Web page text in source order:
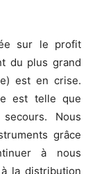
sur le profit
du plus grand
est en crise.
est telle que
Nous
grâce
à nous
la distribution